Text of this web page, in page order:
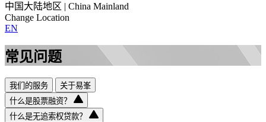
中国大陆地区 | China Mainland
Change Location
EN
常见问题
我们的服务
关于易峯
什么是股票融资？
什么是无追索权贷款？